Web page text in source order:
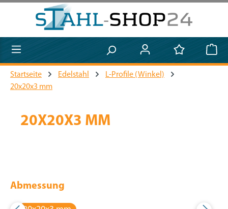
Zum Hauptinhalt springen
Startseite Edelstahl
L-Profile (Winkel)
20x20x3 mm
20X20X3 MM
Abmessung